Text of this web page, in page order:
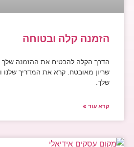
הזמנה קלה ובטוחה
הדרך הקלה להבטיח את ההזמנה
שריון מאובטח. קרא את המדריך
שלך.
קרא עוד »